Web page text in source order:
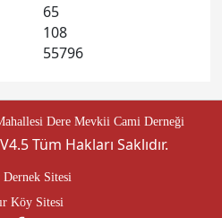
65
108
55796
Dere Mevkii Cami Derneği
Tüm Hakları Saklıdır.
Dernek Sitesi
Köy Sitesi